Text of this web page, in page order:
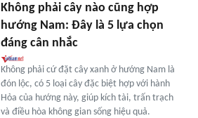
Không phải cây nào cũng hợp
hướng Nam: Đây là 5 lựa chọn
đáng cân nhắc
Không phải cứ đặt cây xanh ở hướng Nam là
đón lộc, có 5 loại cây đặc biệt hợp với hành
Hỏa của hướng này, giúp kích tài, trấn trạch
và điều hòa không gian sống hiệu quả.